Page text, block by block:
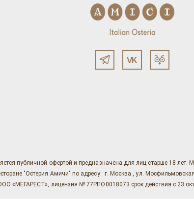
публичной офертой и предназначена для лиц старше 18
"Остерия Амичи" по адресу: г. Москва , ул.
«МЕГАРЕСТ», лицензия № 77РПО0018073 срок действия с 23